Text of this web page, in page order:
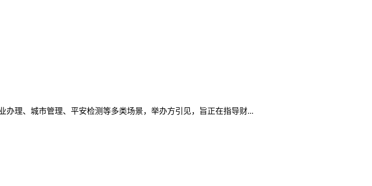
理、城市管理、平安检测等多类场景，举办方引见，旨正在指导财...